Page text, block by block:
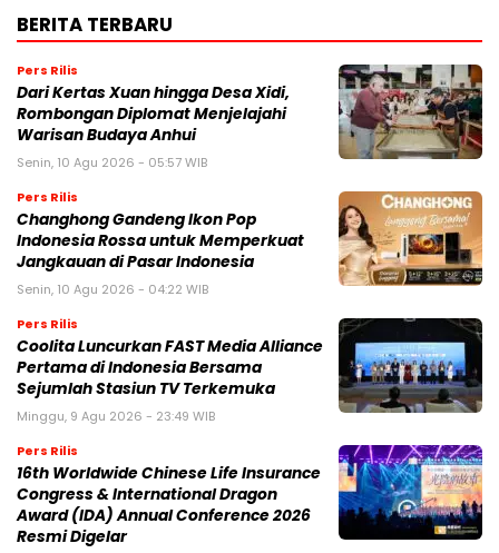
BERITA TERBARU
Pers Rilis
Dari Kertas Xuan hingga Desa Xidi,
Rombongan Diplomat Menjelajahi
Warisan Budaya Anhui
Senin, 10 Agu 2026 - 05:57 WIB
Pers Rilis
Changhong Gandeng Ikon Pop
Indonesia Rossa untuk Memperkuat
Jangkauan di Pasar Indonesia
Senin, 10 Agu 2026 - 04:22 WIB
Pers Rilis
Coolita Luncurkan FAST Media Alliance
Pertama di Indonesia Bersama
Sejumlah Stasiun TV Terkemuka
Minggu, 9 Agu 2026 - 23:49 WIB
Pers Rilis
16th Worldwide Chinese Life Insurance
Congress & International Dragon
Award (IDA) Annual Conference 2026
Resmi Digelar